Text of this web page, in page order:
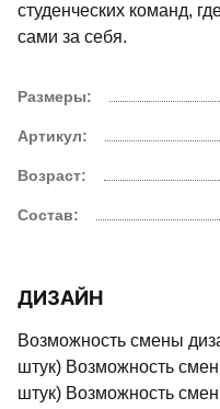
студенческих команд,
сами за себя.
Размеры:
Артикул:
Возраст:
Состав:
ДИЗАЙН
Возможность смены
штук) Возможность
штук) Возможность